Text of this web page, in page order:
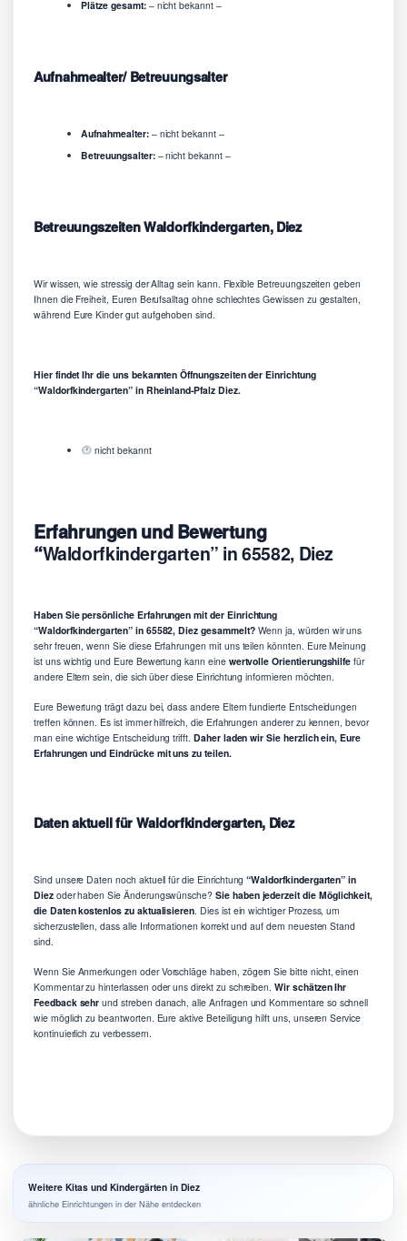
Plätze gesamt:– nicht bekannt –
Aufnahmealter/ Betreuungsalter
Aufnahmealter:– nicht bekannt –
Betreuungsalter:– nicht bekannt –
Betreuungszeiten Waldorfkindergarten, Diez
Wir wissen, wie stressig der Alltag sein kann. Flexible Betreuungszeiten geben
Ihnen die Freiheit, Euren Berufsalltag ohne schlechtes Gewissen zu gestalten,
während Eure Kinder gut aufgehoben sind.
Hier findet Ihr die uns bekannten Öffnungszeiten der Einrichtung
“Waldorfkindergarten” in Rheinland-Pfalz Diez.
nicht bekannt
Erfahrungen und Bewertung
“Waldorfkindergarten” in 65582, Diez
Haben Sie persönliche Erfahrungen mit der Einrichtung
“Waldorfkindergarten” in 65582, Diez gesammelt?Wenn ja, würden wir uns
sehr freuen, wenn Sie diese Erfahrungen mit uns teilen könnten. Eure Meinung
ist uns wichtig und Eure Bewertung kann eine wertvolle Orientierungshilfe für
andere Eltern sein, die sich über diese Einrichtung informieren möchten.
Eure Bewertung trägt dazu bei, dass andere Eltern fundierte Entscheidungen
treffen können. Es ist immer hilfreich, die Erfahrungen anderer zu kennen, bevor
man eine wichtige Entscheidung trifft. Daher laden wir Sie herzlich ein, Eure
Erfahrungen und Eindrücke mit uns zu teilen.
Daten aktuell für Waldorfkindergarten, Diez
Sind unsere Daten noch aktuell für die Einrichtung“Waldorfkindergarten” in
Diezoder haben Sie Änderungswünsche?Sie haben jederzeit die Möglichkeit,
die Daten kostenlos zu aktualisieren. Dies ist ein wichtiger Prozess, um
sicherzustellen, dass alle Informationen korrekt und auf dem neuesten Stand
sind.
Wenn Sie Anmerkungen oder Vorschläge haben, zögern Sie bitte nicht, einen
Kommentar zu hinterlassen oder uns direkt zu schreiben.Wir schätzen Ihr
Feedback sehr und streben danach, alle Anfragen und Kommentare so schnell
wie möglich zu beantworten. Eure aktive Beteiligung hilft uns, unseren Service
kontinuierlich zu verbessern.
Weitere Kitas und Kindergärten in Diez
ähnliche Einrichtungen in der Nähe entdecken